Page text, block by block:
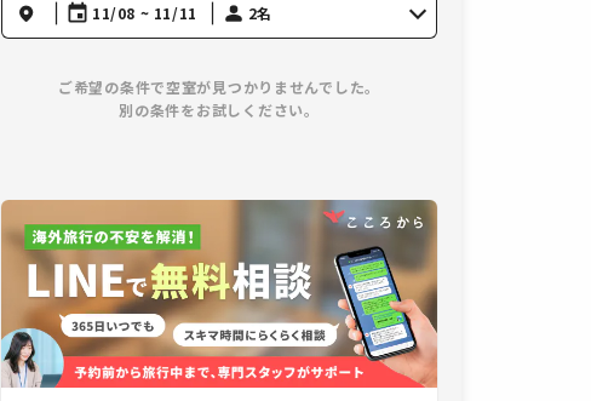
11/08 ~ 11/11 2名
ご希望の条件で空室が見つかりませんでした。
別の条件をお試しください。